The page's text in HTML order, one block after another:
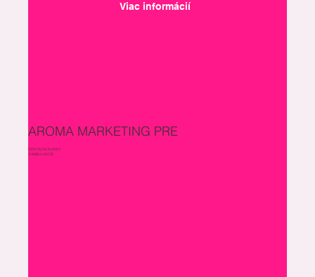
Viac informácií
AROMA MARKETING PRE
DENTÁLNE KLINIKY
A AMBULANCIE